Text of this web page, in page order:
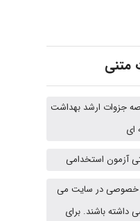
emami
ehtesham
A.balandeh
متنی
جزوات ارشد بهداشت
ای
آزمون استخدامی
خصوصی در سایت می
باشند. برای